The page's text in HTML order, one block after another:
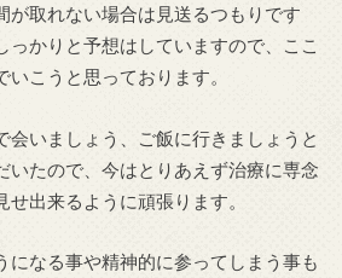
が取れない場合は見送るつもりです
っかりと予想はしていますので、ここ
こうと思っております。
会いましょう、ご飯に行きましょうと
いたので、今はとりあえず治療に専念
出来るように頑張ります。
になる事や精神的に参ってしまう事も